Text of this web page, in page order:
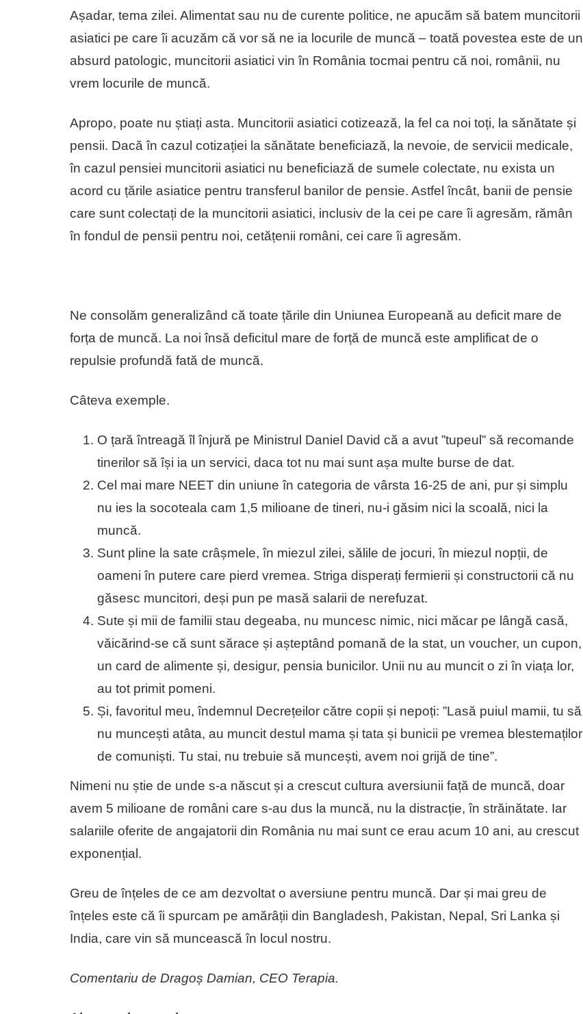
Așadar, tema zilei. Alimentat sau nu de curente politice, ne apucăm să batem muncitorii
asiatici pe care îi acuzăm că vor să ne ia locurile de muncă – toată povestea este de un
absurd patologic, muncitorii asiatici vin în România tocmai pentru că noi, românii, nu
vrem locurile de muncă.
Apropo, poate nu știați asta. Muncitorii asiatici cotizează, la fel ca noi toți, la sănătate și
pensii. Dacă în cazul cotizației la sănătate beneficiază, la nevoie, de servicii medicale,
în cazul pensiei muncitorii asiatici nu beneficiază de sumele colectate, nu exista un
acord cu țările asiatice pentru transferul banilor de pensie. Astfel încât, banii de pensie
care sunt colectați de la muncitorii asiatici, inclusiv de la cei pe care îi agresăm, rămân
în fondul de pensii pentru noi, cetățenii români, cei care îi agresăm.
Ne consolăm generalizând că toate țările din Uniunea Europeană au deficit mare de
forța de muncă. La noi însă deficitul mare de forță de muncă este amplificat de o
repulsie profundă fată de muncă.
Câteva exemple.
O țară întreagă îl înjură pe Ministrul Daniel David că a avut ”tupeul” să recomande
tinerilor să își ia un servici, daca tot nu mai sunt așa multe burse de dat.
Cel mai mare NEET din uniune în categoria de vârsta 16-25 de ani, pur și simplu
nu ies la socoteala cam 1,5 milioane de tineri, nu-i găsim nici la scoală, nici la
muncă.
Sunt pline la sate crâșmele, în miezul zilei, sălile de jocuri, în miezul nopții, de
oameni în putere care pierd vremea. Striga disperați fermierii și constructorii că nu
găsesc muncitori, deși pun pe masă salarii de nerefuzat.
Sute și mii de familii stau degeaba, nu muncesc nimic, nici măcar pe lângă casă,
văicărind-se că sunt sărace și așteptând pomană de la stat, un voucher, un cupon,
un card de alimente și, desigur, pensia bunicilor. Unii nu au muncit o zi în viața lor,
au tot primit pomeni.
Și, favoritul meu, îndemnul Decrețeilor către copii și nepoți: ”Lasă puiul mamii, tu să
nu muncești atâta, au muncit destul mama și tata și bunicii pe vremea blestemaților
de comuniști. Tu stai, nu trebuie să muncești, avem noi grijă de tine”.
Nimeni nu știe de unde s-a născut și a crescut cultura aversiunii față de muncă, doar
avem 5 milioane de români care s-au dus la muncă, nu la distracție, în străinătate. Iar
salariile oferite de angajatorii din România nu mai sunt ce erau acum 10 ani, au crescut
exponențial.
Greu de înțeles de ce am dezvoltat o aversiune pentru muncă. Dar și mai greu de
înțeles este că îi spurcam pe amărâții din Bangladesh, Pakistan, Nepal, Sri Lanka și
India, care vin să muncească în locul nostru.
Comentariu de Dragoș Damian, CEO Terapia.